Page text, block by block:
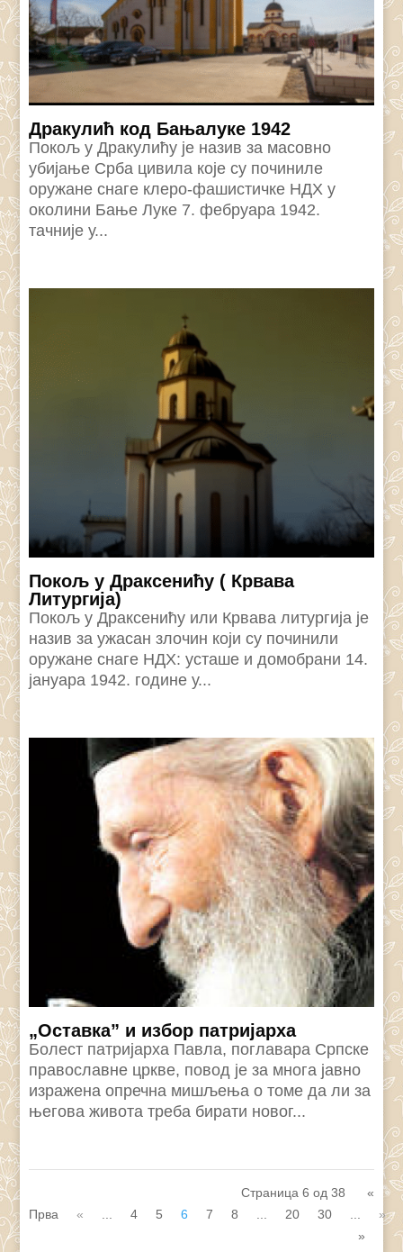
Дракулић код Бањалуке 1942
Покољ у Дракулићу је назив за масовно
убијање Срба цивила које су починиле
оружане снаге клеро-фашистичке НДХ у
околини Бање Луке 7. фебруара 1942.
тачније у...
Покољ у Драксенићу ( Крвава
Литургија)
Покољ у Драксенићу или Крвава литургија је
назив за ужасан злочин који су починили
оружане снаге НДХ: усташе и домобрани 14.
јануара 1942. године у...
„Оставка” и избор патријарха
Болест патријарха Павла, поглавара Српске
православне цркве, повод је за многа јавно
изражена опречна мишљења о томе да ли за
његова живота треба бирати новог...
Страница 6 од 38
«
Прва
« 4 5 6 7 8 20 30
»
»